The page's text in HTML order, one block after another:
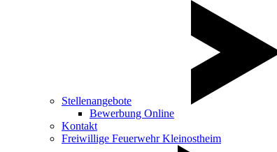
Stellenangebote
Bewerbung Online
Kontakt
Freiwillige Feuerwehr Kleinostheim